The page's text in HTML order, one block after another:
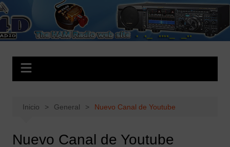
Saltar
al
contenido
EA4D.es
The HAM Radio Web Site
Inicio General Nuevo Canal de Youtube
Nuevo Canal de Youtube